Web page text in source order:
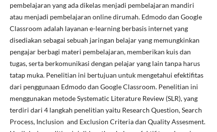
pembelajaran yang ada dikelas menjadi pembelajaran mandiri
atau menjadi pembelajaran online dirumah. Edmodo dan Google
Classroom adalah layanan e-learning berbasis internet yang
disediakan sebagai sebuah jaringan belajar yang memungkinkan
pengajar berbagi materi pembelajaran, memberikan kuis dan
tugas, serta berkomunikasi dengan pelajar yang lain tanpa harus
tatap muka. Penelitian ini bertujuan untuk mengetahui efektifitas
dari penggunaan Edmodo dan Google Classroom. Penelitian ini
menggunakan metode Systematic Literature Review (SLR), yang
terdiri dari 4 langkah penelitian yaitu Research Question, Search
Process, Inclusion and Exclusion Criteria dan Quality Assesment.